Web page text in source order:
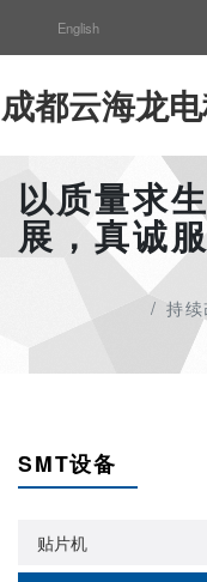
English
成都云海龙
以质量求
展，真诚
持
SMT设备
贴片机